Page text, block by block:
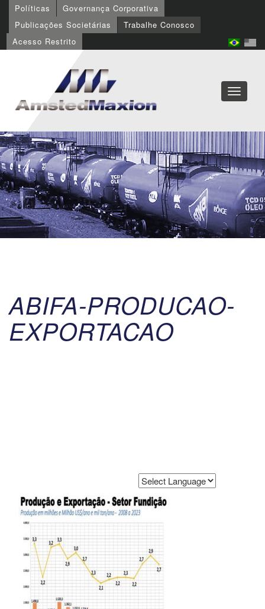
Políticas
Governança Corporativa
Publicações Societárias
Trabalhe Conosco
Acesso Restrito
ABIFA-PRODUCAO-
EXPORTACAO
Powered by